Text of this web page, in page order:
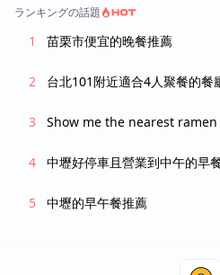
ランキングの話題
苗栗市便宜的晚餐推薦
台北101附近適合4人聚餐的餐
Show me the nearest
中壢好停車且營業到中午的早
中壢的早午餐推薦